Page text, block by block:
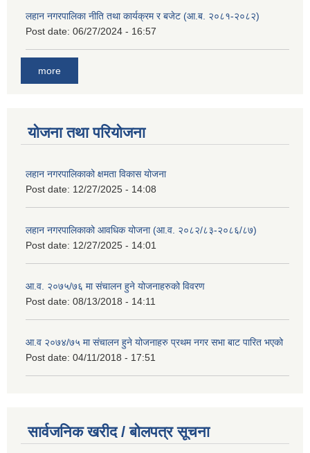
लहान नगरपालिका नीति तथा कार्यक्रम र बजेट (आ.ब. २०८१-२०८२)
Post date: 06/27/2024 - 16:57
more
योजना तथा परियोजना
लहान नगरपालिकाको क्षमता विकास योजना
Post date: 12/27/2025 - 14:08
लहान नगरपालिकाको आवधिक योजना (आ.व. २०८२/८३-२०८६/८७)
Post date: 12/27/2025 - 14:01
आ.व. २०७५/७६ मा संचालन हुने योजनाहरुको विवरण
Post date: 08/13/2018 - 14:11
आ.व २०७४/७५ मा संचालन हुने योजनाहरु प्रथम नगर सभा बाट पारित भएको
Post date: 04/11/2018 - 17:51
सार्वजनिक खरीद / बोलपत्र सूचना